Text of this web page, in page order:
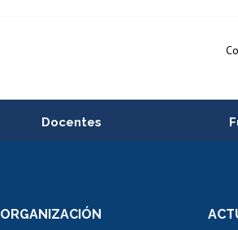
Docentes
Perfeccionamiento
ORGANIZACIÓN